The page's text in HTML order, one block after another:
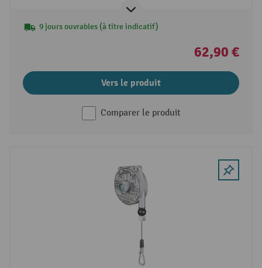
9 jours ouvrables (à titre indicatif)
62,90 €
Vers le produit
Comparer le produit